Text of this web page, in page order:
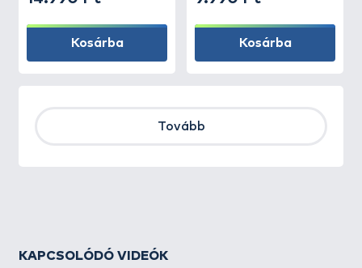
Kosárba Kosárba
Tovább
KAPCSOLÓDÓ VIDEÓK